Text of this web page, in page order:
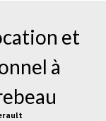
et
à